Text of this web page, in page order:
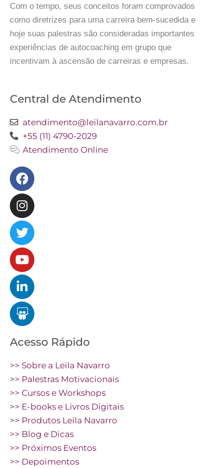
Com o tempo, seus conceitos foram comprovados
como diretrizes para uma carreira bem-sucedida e
hoje suas palestras são consideradas importantes
experiências de autocoaching em grupo que
incentivam à ascensão de carreiras e empresas.
Central de Atendimento
atendimento@leilanavarro.com.br
+55 (11) 4790-2029
Atendimento Online
Facebook
Instagram
Twitter
Youtube
Linkedin
Slideshare
Acesso Rápido
>> Sobre a Leila Navarro
>> Palestras Motivacionais
>> Cursos e Workshops
>> E-books e Livros Digitais
>> Produtos Leila Navarro
>> Blog e Dicas
>> Próximos Eventos
>> Depoimentos